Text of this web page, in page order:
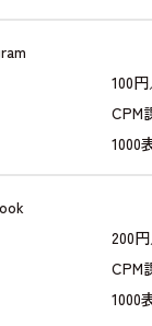
100
CPM
1000
200
CPM
1000